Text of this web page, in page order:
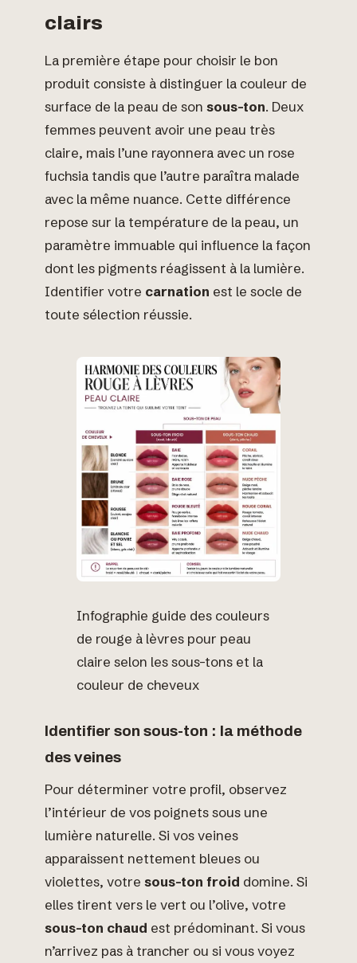
clairs
La première étape pour choisir le bon
produit consiste à distinguer la couleur de
surface de la peau de son sous-ton. Deux
femmes peuvent avoir une peau très
claire, mais l’une rayonnera avec un rose
fuchsia tandis que l’autre paraîtra malade
avec la même nuance. Cette différence
repose sur la température de la peau, un
paramètre immuable qui influence la façon
dont les pigments réagissent à la lumière.
Identifier votre carnation est le socle de
toute sélection réussie.
Infographie guide des couleurs
de rouge à lèvres pour peau
claire selon les sous-tons et la
couleur de cheveux
Identifier son sous-ton : la méthode
des veines
Pour déterminer votre profil, observez
l’intérieur de vos poignets sous une
lumière naturelle. Si vos veines
apparaissent nettement bleues ou
violettes, votre sous-ton froid domine. Si
elles tirent vers le vert ou l’olive, votre
sous-ton chaud est prédominant. Si vous
n’arrivez pas à trancher ou si vous voyez